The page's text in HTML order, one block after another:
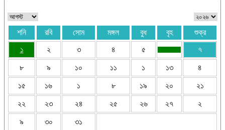
শনি রবি সোম মঙ্গল বুধ বৃহ
শুক্র
১
২ ৩ ৪ ৫ ৭
৮ ৯ ১০ ১১ ১ ১৩ ৪
১৫ ১৬ ১ ৮ ১৯ ২০ ২১
২২ ২৩ ২৪ ২৫ ২৬ ২৭ ২
৯ ৩০ ৩১